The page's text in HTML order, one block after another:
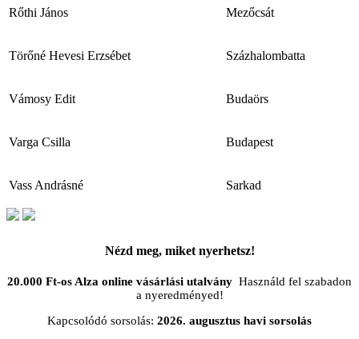
Rőthi János Mezőcsát
Törőné Hevesi Erzsébet Százhalombatta
Vámosy Edit Budaörs
Varga Csilla Budapest
Vass Andrásné Sarkad
Nézd meg, miket nyerhetsz!
20.000 Ft-os Alza online vásárlási utalvány Használd fel szabadon
a nyeredményed!
Kapcsolódó sorsolás: 2026. augusztus havi sorsolás